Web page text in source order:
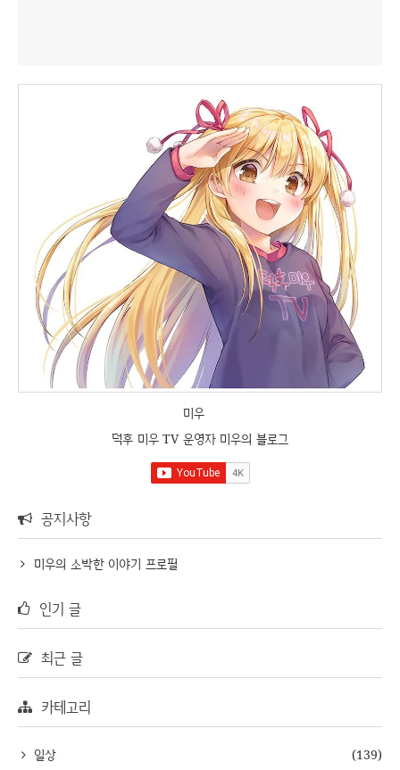
미우
덕후 미우 TV 운영자 미우의 블로그
공지사항
미우의 소박한 이야기 프로필
인기 글
최근 글
카테고리
일상
(139)